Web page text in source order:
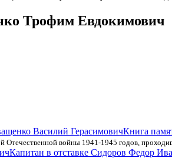
Трофим Евдокимович
Книга
Отечественной войны 1941-1945 годов,
Капитан в отставке Сидоров Федор